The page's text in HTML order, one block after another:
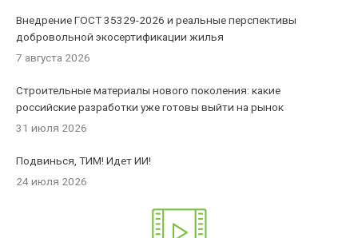
Внедрение ГОСТ 35329-2026 и реальные перспективы
добровольной экосертификации жилья
7 августа 2026
Строительные материалы нового поколения: какие
российские разработки уже готовы выйти на рынок
31 июля 2026
Подвинься, ТИМ! Идет ИИ!
24 июля 2026